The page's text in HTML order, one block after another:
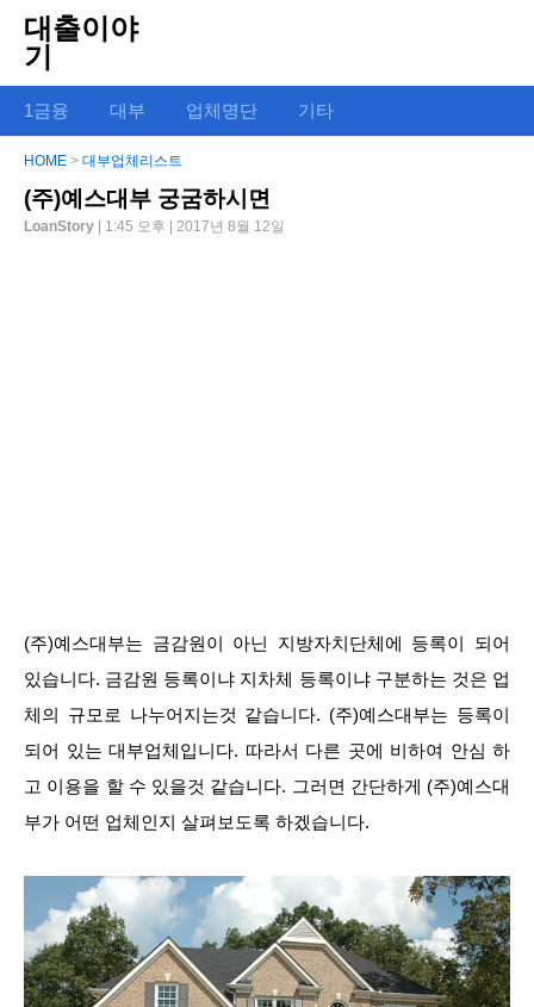
대출이야
기
1금융 대부 업체명단 기타
HOME > 대부업체리스트
(주)예스대부 궁굼하시면
LoanStory | 1:45 오후 | 2017년 8월 12일
(주)예스대부는 금감원이 아닌 지방자치단체에 등록이 되어
있습니다. 금감원 등록이냐 지차체 등록이냐 구분하는 것은 업
체의 규모로 나누어지는것 같습니다. (주)예스대부는 등록이
되어 있는 대부업체입니다. 따라서 다른 곳에 비하여 안심 하
고 이용을 할 수 있을것 같습니다. 그러면 간단하게 (주)예스대
부가 어떤 업체인지 살펴보도록 하겠습니다.